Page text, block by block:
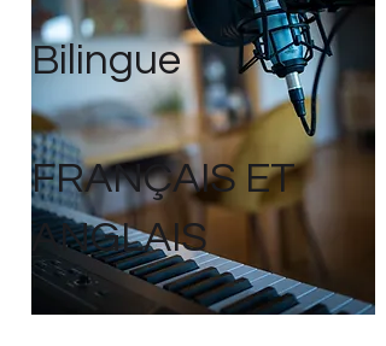
Bilingue
FRANÇAIS ET
ANGLAIS